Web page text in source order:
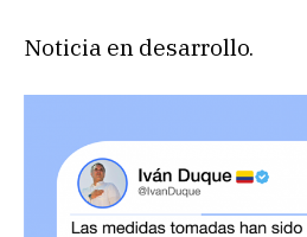
Noticia en desarrollo.